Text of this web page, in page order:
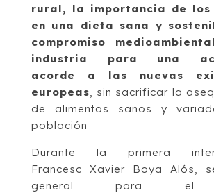
rural, la importancia de los
en una dieta sana y
compromiso
industria para una
acorde a las nuevas
europeas, sin sacrificar la
de alimentos sanos y
población
Durante la primera
Francesc Xavier Boya Alós,
general para el